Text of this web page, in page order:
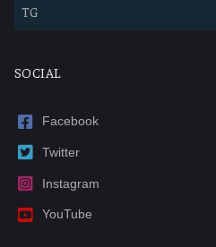
TG
SOCIAL
Facebook
Twitter
Instagram
YouTube